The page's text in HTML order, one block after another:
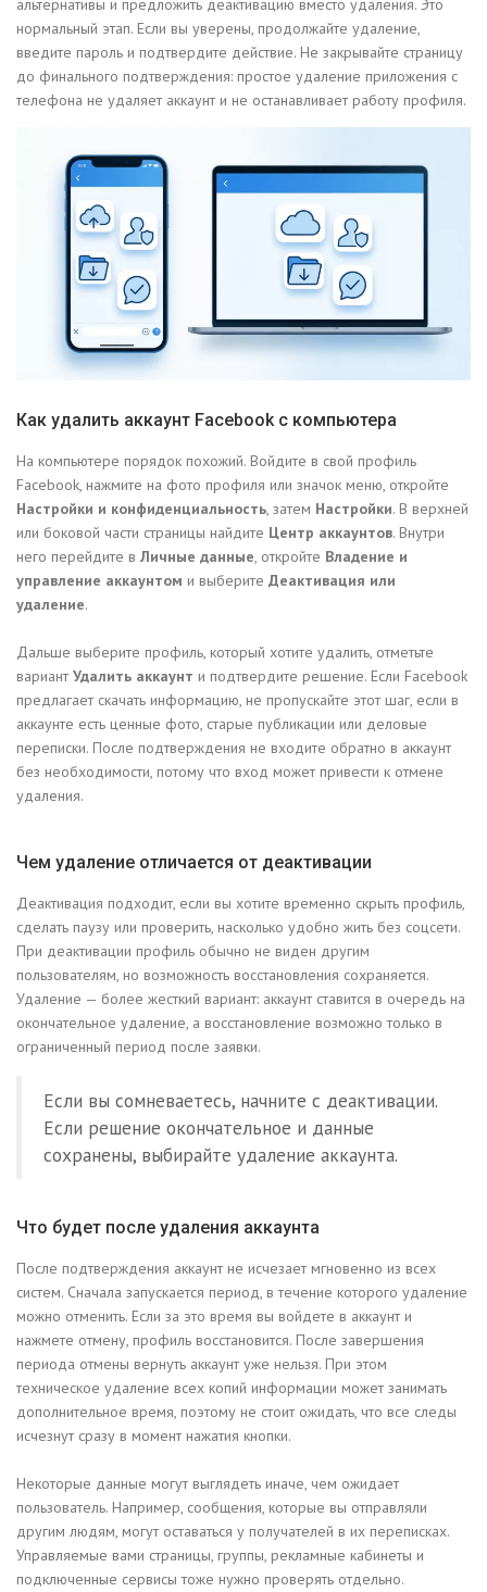
альтернативы и предложить деактивацию вместо удаления. Это
нормальный этап. Если вы уверены, продолжайте удаление,
введите пароль и подтвердите действие. Не закрывайте страницу
до финального подтверждения: простое удаление приложения с
телефона не удаляет аккаунт и не останавливает работу профиля.
Как удалить аккаунт Facebook с компьютера
На компьютере порядок похожий. Войдите в свой профиль
Facebook, нажмите на фото профиля или значок меню, откройте
Настройки и конфиденциальность, затем Настройки. В верхней
или боковой части страницы найдите Центр аккаунтов. Внутри
него перейдите в Личные данные, откройте Владение и
управление аккаунтом и выберите Деактивация или
удаление.
Дальше выберите профиль, который хотите удалить, отметьте
вариантУдалить аккаунт и подтвердите решение. Если Facebook
предлагает скачать информацию, не пропускайте этот шаг, если в
аккаунте есть ценные фото, старые публикации или деловые
переписки. После подтверждения не входите обратно в аккаунт
без необходимости, потому что вход может привести к отмене
удаления.
Чем удаление отличается от деактивации
Деактивация подходит, если вы хотите временно скрыть профиль,
сделать паузу или проверить, насколько удобно жить без соцсети.
При деактивации профиль обычно не виден другим
пользователям, но возможность восстановления сохраняется.
Удаление — более жесткий вариант: аккаунт ставится в очередь на
окончательное удаление, а восстановление возможно только в
ограниченный период после заявки.
Если вы сомневаетесь, начните с деактивации.
Если решение окончательное и данные
сохранены, выбирайте удаление аккаунта.
Что будет после удаления аккаунта
После подтверждения аккаунт не исчезает мгновенно из всех
систем. Сначала запускается период, в течение которого удаление
можно отменить. Если за это время вы войдете в аккаунт и
нажмете отмену, профиль восстановится. После завершения
периода отмены вернуть аккаунт уже нельзя. При этом
техническое удаление всех копий информации может занимать
дополнительное время, поэтому не стоит ожидать, что все следы
исчезнут сразу в момент нажатия кнопки.
Некоторые данные могут выглядеть иначе, чем ожидает
пользователь. Например, сообщения, которые вы отправляли
другим людям, могут оставаться у получателей в их переписках.
Управляемые вами страницы, группы, рекламные кабинеты и
подключенные сервисы тоже нужно проверять отдельно.